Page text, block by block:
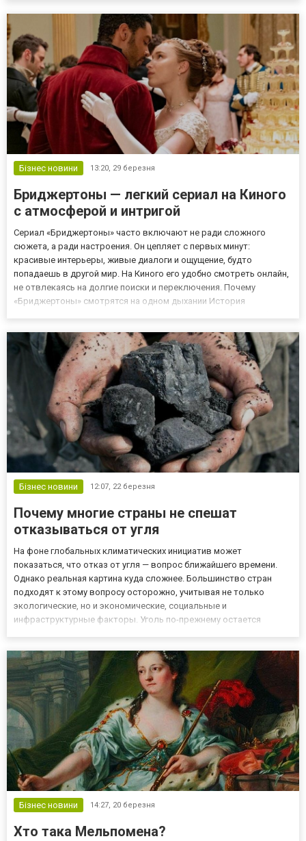
Бізнес новини 13:20, 29 березня
Бриджертоны — легкий сериал на Киного
с атмосферой и интригой
Сериал «Бриджертоны» часто включают не ради сложного
сюжета, а ради настроения. Он цепляет с первых минут:
красивые интерьеры, живые диалоги и ощущение, будто
попадаешь в другой мир. На Киного его удобно смотреть онлайн,
не отвлекаясь на долгие поиски и переключения. Почему
«Бриджертоны» смотрятся на одном дыхании История
одной из ключев...
Бізнес новини 12:07, 22 березня
Почему многие страны не спешат
отказываться от угля
На фоне глобальных климатических инициатив может
показаться, что отказ от угля — вопрос ближайшего времени.
Однако реальная картина куда сложнее. Большинство стран
подходят к этому вопросу осторожно, учитывая не только
экологические, но и экономические, социальные и
инфраструктурные факторы. Уголь по-прежнему остается
прагматичный подход Для многи...
Бізнес новини 14:27, 20 березня
Хто така Мельпомена?